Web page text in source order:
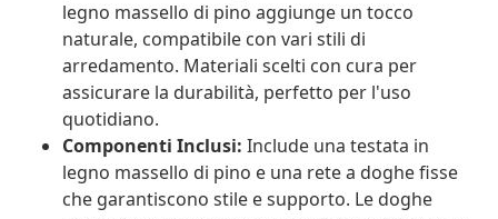
legno massello di pino aggiunge un tocco
naturale, compatibile con vari stili di
arredamento. Materiali scelti con cura per
assicurare la durabilità, perfetto per l'uso
quotidiano.
Componenti Inclusi: Include una testata in
legno massello di pino e una rete a doghe fisse
che garantiscono stile e supporto. Le doghe